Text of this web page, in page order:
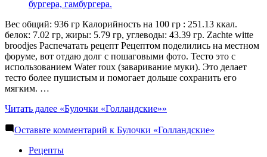
Вес общий: 936 гр Калорийность на 100 гр : 251.13 ккал.
белок: 7.02 гр, жиры: 5.79 гр, углеводы: 43.39 гр. Zachte witte
broodjes Распечатать рецепт Рецептом поделились на местном
форуме, вот отдаю долг с пошаговыми фото. Тесто это с
использованием Water roux (заваривание муки). Это делает
тесто более пушистым и помогает дольше сохранить его
мягким. …
Читать далее «Булочки «Голландские»»
Оставьте комментарий к Булочки «Голландские»
Рецепты